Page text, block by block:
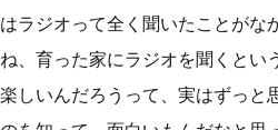
ラジオって全く聞いたことがな
、育った家にラジオを聞くとい
しいんだろうって、実はずっと